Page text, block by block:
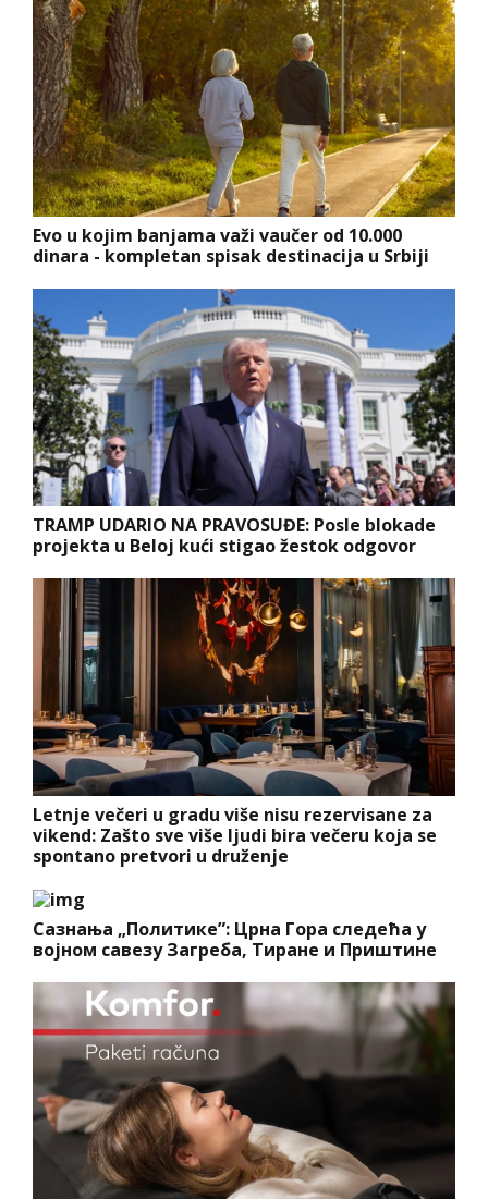
Evo u kojim banjama važi vaučer od 10.000
dinara - kompletan spisak destinacija u Srbiji
TRAMP UDARIO NA PRAVOSUĐE: Posle blokade
projekta u Beloj kući stigao žestok odgovor
Letnje večeri u gradu više nisu rezervisane za
vikend: Zašto sve više ljudi bira večeru koja se
spontano pretvori u druženje
Сазнања „Политике”: Црна Гора следећа у
војном савезу Загреба, Тиране и Приштине